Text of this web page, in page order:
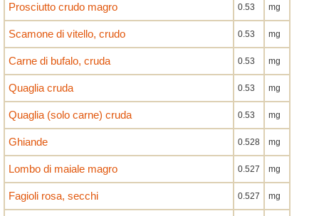
Prosciutto crudo magro 0.53 mg
Scamone di vitello, crudo 0.53 mg
Carne di bufalo, cruda 0.53 mg
Quaglia cruda 0.53 mg
Quaglia (solo carne) cruda 0.53 mg
Ghiande 0.528 mg
Lombo di maiale magro 0.527 mg
Fagioli rosa, secchi 0.527 mg